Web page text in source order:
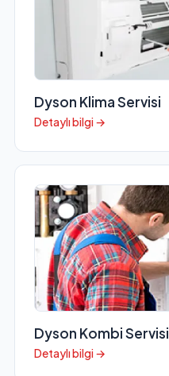
Dyson Klima Servisi
Detaylı bilgi →
Dyson Kombi Servisi
Detaylı bilgi →